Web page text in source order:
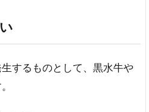
するものとして、黒水牛や